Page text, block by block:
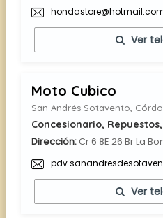
Ver
Moto Cubico
San Andrés Sotavento,
Concesionario,
Dirección:Cr 6 8E 26 Br La
Ver